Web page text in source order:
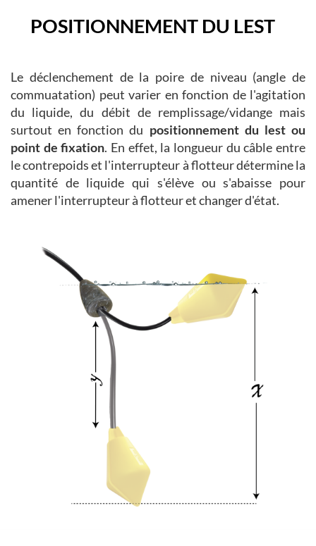
POSITIONNEMENT DU LEST
Le déclenchement de la poire de niveau (angle de
commuatation) peut varier en fonction de l'agitation
du liquide, du débit de remplissage/vidange mais
surtout en fonction du positionnement du lest ou
point de fixation. En effet, la longueur du câble entre
le contrepoids et l'interrupteur à flotteur détermine la
quantité de liquide qui s'élève ou s'abaisse pour
amener l'interrupteur à flotteur et changer d'état.